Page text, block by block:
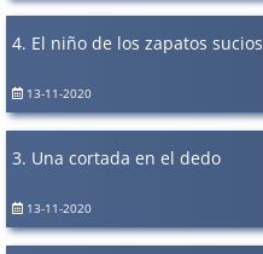
4. El niño de los zapatos sucios
13-11-2020
3. Una cortada en el dedo
13-11-2020